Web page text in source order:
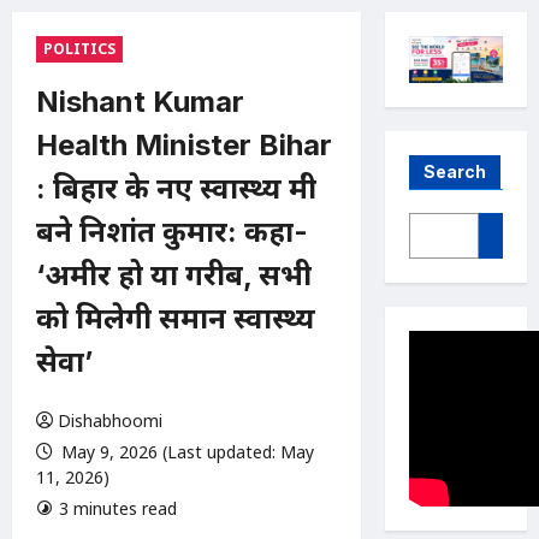
POLITICS
Nishant Kumar
Health Minister Bihar
: बिहार के नए स्वास्थ्य मंत्री
बने निशांत कुमार: कहा-
‘अमीर हो या गरीब, सभी
को मिलेगी समान स्वास्थ्य
सेवा’
Dishabhoomi
May 9, 2026 (Last updated: May
11, 2026)
3 minutes read
Search